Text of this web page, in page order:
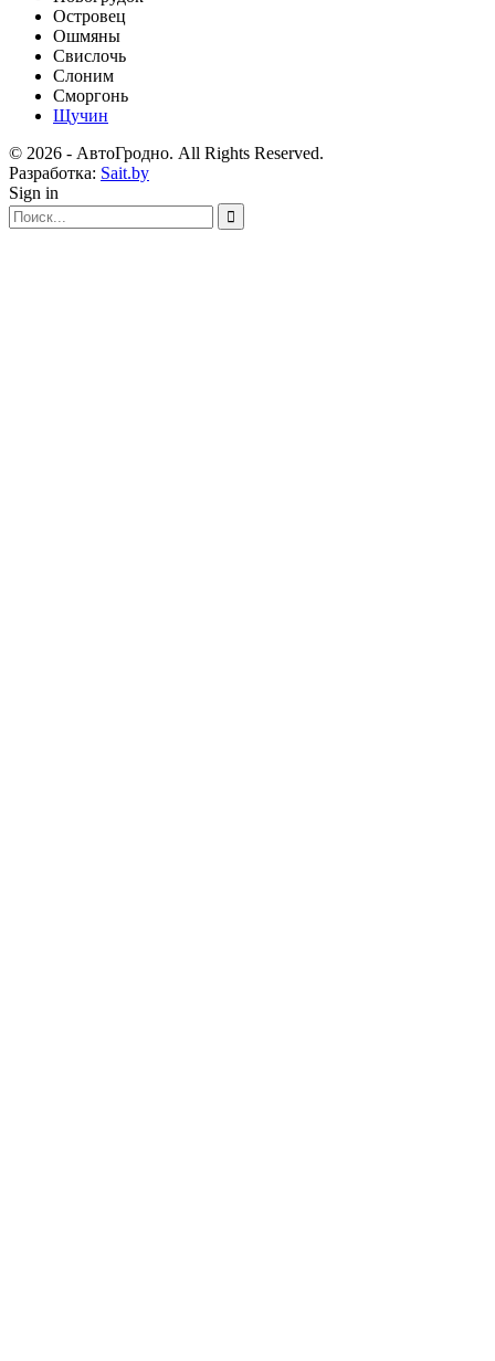
Островец
Ошмяны
Свислочь
Слоним
Сморгонь
Щучин
© 2026 - АвтоГродно. All Rights Reserved.
Разработка: Sait.by
Sign in